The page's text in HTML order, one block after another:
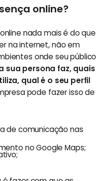
online?
nada mais é do que
na internet, não em
onde seu público
sua persona faz, quais
qual é o seu perfil
pode fazer isso de
de comunicação nas
no Google Maps;